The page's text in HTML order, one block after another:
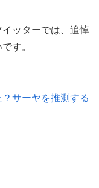
ッターでは、追悼
す。
サーヤを推測する